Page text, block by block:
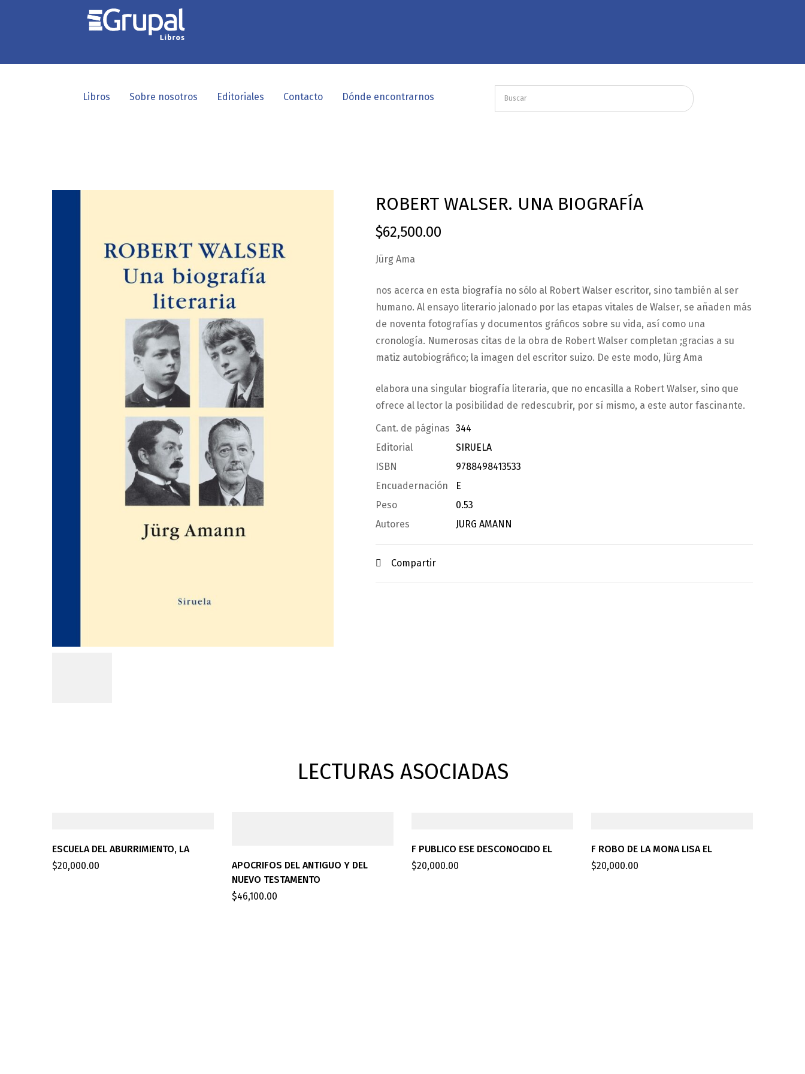
Libros Sobre nosotros Editoriales Contacto Dónde encontrarnos
ROBERT WALSER. UNA BIOGRAFÍA
$62,500.00
Jürg Ama
nos acerca en esta biografía no sólo al Robert Walser escritor, sino también al ser
humano. Al ensayo literario jalonado por las etapas vitales de Walser, se añaden más
de noventa fotografías y documentos gráficos sobre su vida, así como una
cronología. Numerosas citas de la obra de Robert Walser completan ;gracias a su
matiz autobiográfico; la imagen del escritor suizo. De este modo, Jürg Ama
elabora una singular biografía literaria, que no encasilla a Robert Walser, sino que
ofrece al lector la posibilidad de redescubrir, por sí mismo, a este autor fascinante.
Cant. de páginas 344
Editorial
SIRUELA
ISBN
9788498413533
Encuadernación
E
Peso
0.53
Autores
JURG AMANN
Compartir
LECTURAS ASOCIADAS
ESCUELA DEL ABURRIMIENTO, LA
$20,000.00
APOCRIFOS DEL ANTIGUO Y DEL
NUEVO TESTAMENTO
$46,100.00
F PUBLICO ESE DESCONOCIDO EL
$20,000.00
F ROBO DE LA MONA LISA EL
$20,000.00